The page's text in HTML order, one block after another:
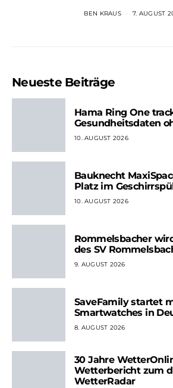
BEN KRAUS 7. AUGUST
Neueste Beiträge
Hama Ring One
Gesundheitsdaten
10. AUGUST 2026
Bauknecht
Platz im
10. AUGUST 2026
Rommelsbacher
des SV
9. AUGUST 2026
SaveFamily startet
Smartwatches in
8. AUGUST 2026
30 Jahre
Wetterbericht zum
WetterRadar